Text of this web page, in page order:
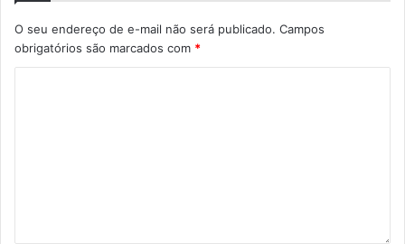
O seu endereço de e-mail não será publicado. Campos
obrigatórios são marcados com *